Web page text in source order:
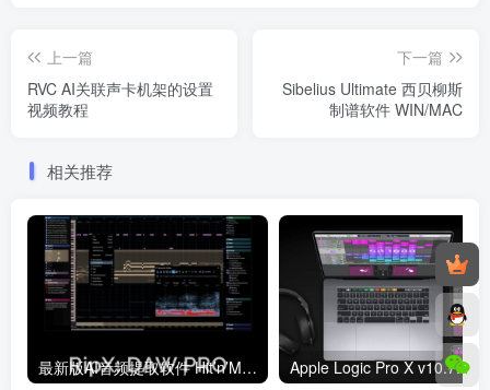
上一篇
RVC AI关联声卡机架的设置
视频教程
下一篇
Sibelius Ultimate 西贝柳斯
制谱软件 WIN/MAC
相关推荐
最新版AI音频提取软件 Hit’n’Mix RipX DAW PRO v7.0.0 WIN（含安装教程）